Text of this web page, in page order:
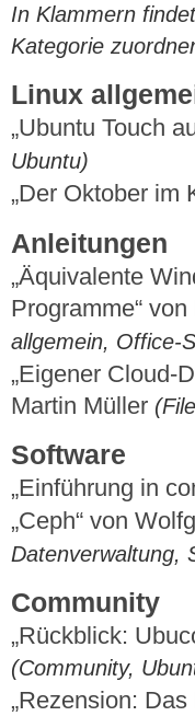
In Klammern
Kategorie
Linux
„Ubuntu Touch
Ubuntu)
„Der Oktober im
Anleitungen
„Äquivalente
Programme“
allgemein, Office-
„Eigener Cloud-
Martin Müller
Software
„Einführung in
„Ceph“ von
Datenverwaltung,
Community
„Rückblick:
(Community,
„Rezension: